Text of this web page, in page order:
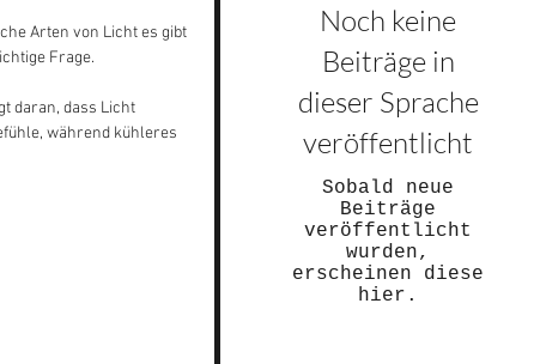
Arten von Licht es gibt
Frage.
daran, dass Licht
während kühleres
Noch keine
Beiträge in
dieser Sprache
veröffentlicht
Sobald neue
Beiträge
veröffentlicht
wurden,
erscheinen diese
hier.